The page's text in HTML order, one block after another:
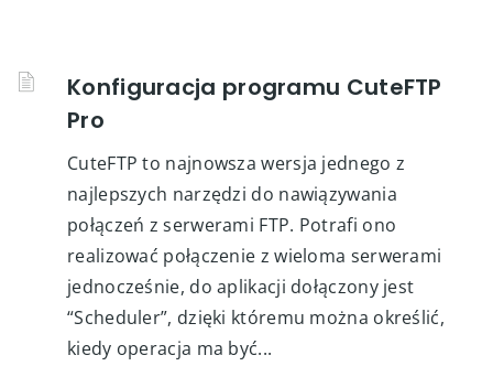
Konfiguracja programu CuteFTP
Pro
CuteFTP to najnowsza wersja jednego z
najlepszych narzędzi do nawiązywania
połączeń z serwerami FTP. Potrafi ono
realizować połączenie z wieloma serwerami
jednocześnie, do aplikacji dołączony jest
“Scheduler”, dzięki któremu można określić,
kiedy operacja ma być...